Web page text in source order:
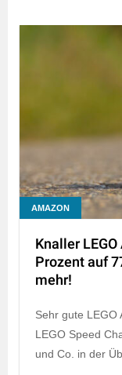
AMAZON
Knaller
Prozent auf
mehr!
Sehr gute LEGO
LEGO Speed
und Co. in der